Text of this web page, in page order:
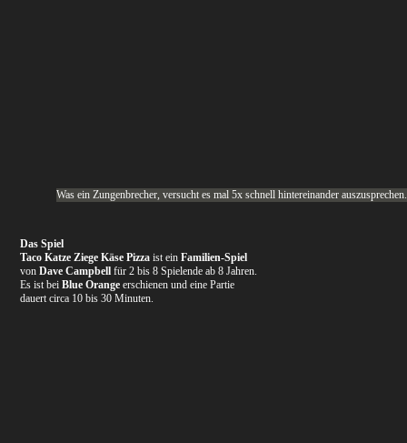
Was ein Zungenbrecher, versucht es mal 5x schnell hintereinander auszusprechen.
Das Spiel
Taco Katze Ziege Käse Pizza ist einFamilien-Spiel
vonDave Campbell für 2 bis 8 Spielende ab 8 Jahren.
Es ist beiBlue Orangeerschienen und eine Partie
dauert circa 10 bis 30 Minuten.